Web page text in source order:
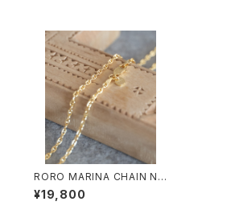
RORO MARINA CHAIN N
K/4108/マリーナチェーンネ
ックレス
¥19,800